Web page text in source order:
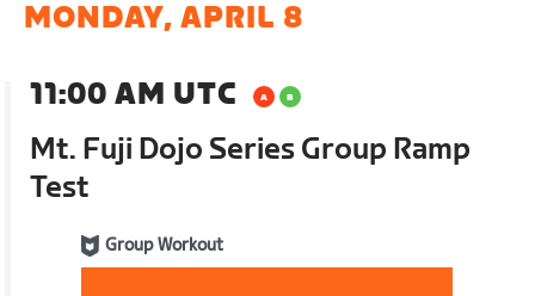
MONDAY, APRIL 8
11:00 AM UTC
Mt. Fuji Dojo Series Group Ramp
Test
Group Workout